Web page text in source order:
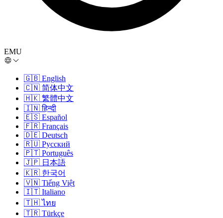
EMU
🇬🇧 English
🇨🇳 简体中文
🇭🇰 繁體中文
🇮🇳 हिन्दी
🇪🇸 Español
🇫🇷 Français
🇩🇪 Deutsch
🇷🇺 Русский
🇵🇹 Português
🇯🇵 日本語
🇰🇷 한국어
🇻🇳 Tiếng Việt
🇮🇹 Italiano
🇹🇭 ไทย
🇹🇷 Türkçe